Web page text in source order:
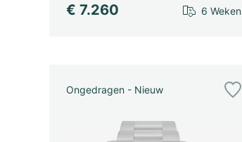
€ 7.260 6 Weken
Ongedragen - Nieuw